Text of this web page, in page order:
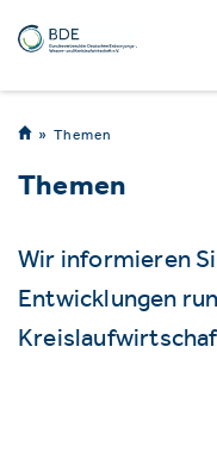
Themen
Themen
Wir informieren
Entwicklungen